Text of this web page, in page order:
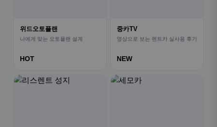
위드오토플랜
나에게 맞는 오토플랜 설계
HOT
중카TV
영상으로 보는 렌트카 실사용 후기
NEW